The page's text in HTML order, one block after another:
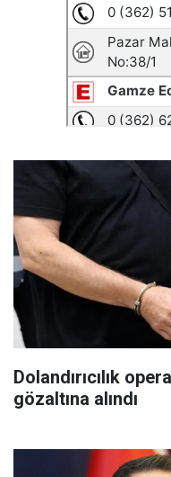
Dolandırıcılık
gözaltına alındı